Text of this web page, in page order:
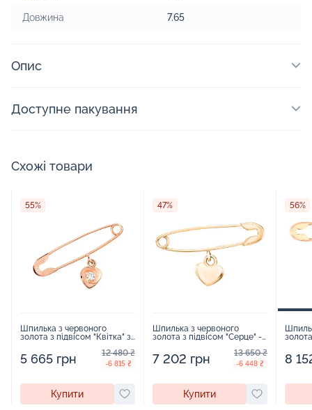
Довжина 7.65
Опис
Доступне пакування
Схожі товари
55%
Шпилька з червоного
золота з підвісом "Квітка" з
5 665 грн 12 480 ₴
-6 815 ₴
Купити
47%
Шпилька з червоного
золота з підвісом "Серце" -
7 202 грн 13 650 ₴
-6 448 ₴
Купити
56%
8